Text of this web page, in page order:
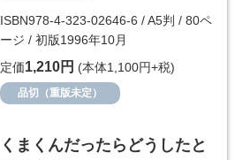
ISBN978-4-323-02646-6 / A5判 / 80ペ
ージ / 初版1996年10月
定価1,210円 (本体1,100円+税)
品切（重版未定）
くまくんだったらどうしたと